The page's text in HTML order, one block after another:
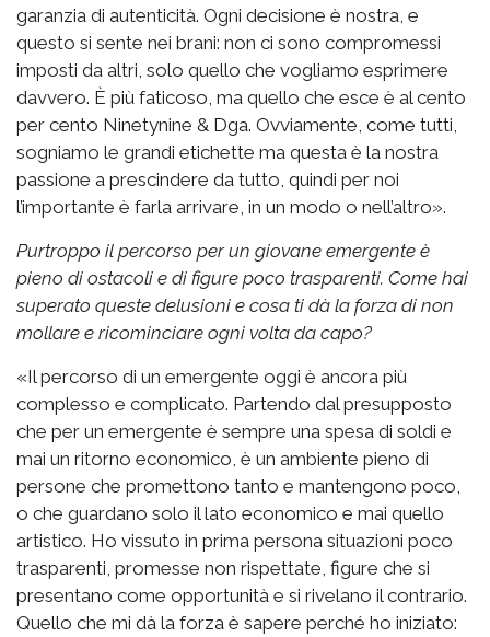
garanzia di autenticità. Ogni decisione è nostra, e
questo si sente nei brani: non ci sono compromessi
imposti da altri, solo quello che vogliamo esprimere
davvero. È più faticoso, ma quello che esce è al cento
per cento Ninetynine & Dga. Ovviamente, come tutti,
sogniamo le grandi etichette ma questa è la nostra
passione a prescindere da tutto, quindi per noi
l’importante è farla arrivare, in un modo o nell’altro».
Purtroppo il percorso per un giovane emergente è
pieno di ostacoli e di figure poco trasparenti. Come hai
superato queste delusioni e cosa ti dà la forza di non
mollare e ricominciare ogni volta da capo?
«Il percorso di un emergente oggi è ancora più
complesso e complicato. Partendo dal presupposto
che per un emergente è sempre una spesa di soldi e
mai un ritorno economico, è un ambiente pieno di
persone che promettono tanto e mantengono poco,
o che guardano solo il lato economico e mai quello
artistico. Ho vissuto in prima persona situazioni poco
trasparenti, promesse non rispettate, figure che si
presentano come opportunità e si rivelano il contrario.
Quello che mi dà la forza è sapere perché ho iniziato: